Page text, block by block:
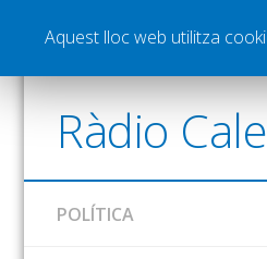
Notícies Esports
Ràdio
POLÍTICA
Aquest lloc web utilitza